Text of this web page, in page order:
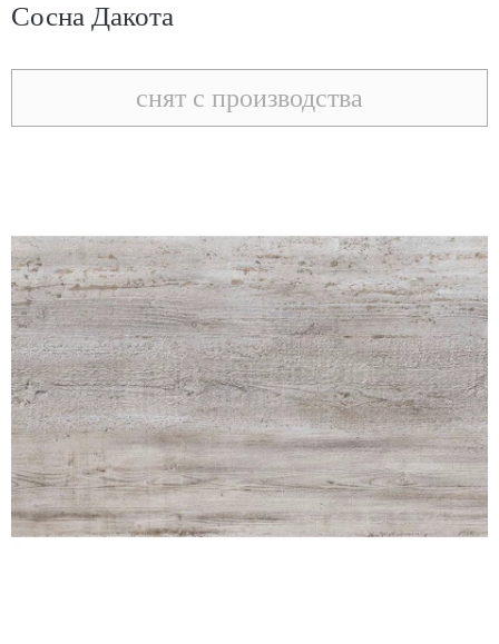
Сосна Дакота
снят с производства